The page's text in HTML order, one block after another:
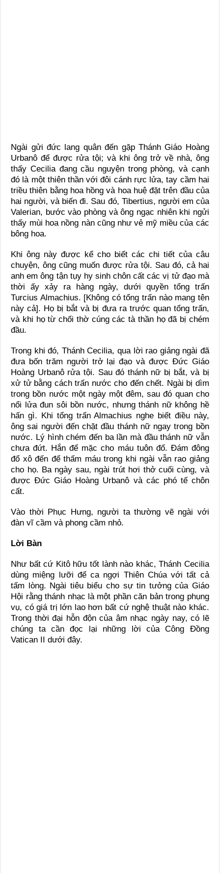
Ngài gửi đức lang quân đến gặp Thánh Giáo Hoàng
Urbanô để được rửa tội; và khi ông trở về nhà, ông
thấy Cecilia đang cầu nguyện trong phòng, và cạnh
đó là một thiên thần với đôi cánh rực lửa, tay cầm hai
triều thiên bằng hoa hồng và hoa huệ đặt trên đầu của
hai người, và biến đi. Sau đó, Tibertius, người em của
Valerian, bước vào phòng và ông ngạc nhiên khi ngửi
thấy mùi hoa nồng nàn cũng như vẻ mỹ miều của các
bông hoa.
Khi ông này được kể cho biết các chi tiết của câu
chuyện, ông cũng muốn được rửa tội. Sau đó, cả hai
anh em ông tận tụy hy sinh chôn cất các vị tử đạo mà
thời ấy xảy ra hàng ngày, dưới quyền tổng trấn
Turcius Almachius. [Không có tổng trấn nào mang tên
này cả]. Họ bị bắt và bị đưa ra trước quan tổng trấn,
và khi họ từ chối thờ cúng các tà thần họ đã bị chém
đầu.
Trong khi đó, Thánh Cecilia, qua lời rao giảng ngài đã
đưa bốn trăm người trở lại đạo và được Ðức Giáo
Hoàng Urbanô rửa tội. Sau đó thánh nữ bị bắt, và bị
xử tử bằng cách trấn nước cho đến chết. Ngài bị dìm
trong bồn nước một ngày một đêm, sau đó quan cho
nổi lửa đun sôi bồn nước, nhưng thánh nữ không hề
hấn gì. Khi tổng trấn Almachius nghe biết điều này,
ông sai người đến chặt đầu thánh nữ ngay trong bồn
nước. Lý hình chém đến ba lần mà đầu thánh nữ vẫn
chưa đứt. Hắn để mặc cho máu tuôn đổ. Ðám đông
đổ xô đến để thấm máu trong khi ngài vẫn rao giảng
cho họ. Ba ngày sau, ngài trút hơi thở cuối cùng, và
được Ðức Giáo Hoàng Urbanô và các phó tế chôn
cất.
Vào thời Phục Hưng, người ta thường vẽ ngài với
đàn vĩ cầm và phong cầm nhỏ.
Lời Bàn
Như bất cứ Kitô hữu tốt lành nào khác, Thánh Cecilia
dùng miệng lưỡi để ca ngợi Thiên Chúa với tất cả
tấm lòng. Ngài tiêu biểu cho sự tin tưởng của Giáo
Hội rằng thánh nhạc là một phần căn bản trong phụng
vụ, có giá trị lớn lao hơn bất cứ nghệ thuật nào khác.
Trong thời đại hỗn độn của âm nhạc ngày nay, có lẽ
chúng ta cần đọc lại những lời của Công Ðồng
Vatican II dưới đây.